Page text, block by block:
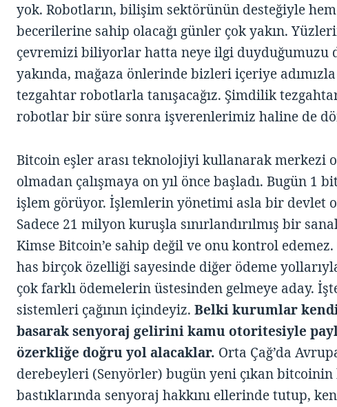
yok. Robotların, bilişim sektörünün desteğiyle
becerilerine sahip olacağı günler çok yakın.
çevremizi biliyorlar hatta neye ilgi duyduğumuzu
yakında, mağaza önlerinde bizleri içeriye
tezgahtar robotlarla tanışacağız. Şimdilik
robotlar bir süre sonra işverenlerimiz haline de
Bitcoin eşler arası teknolojiyi kullanarak merkezi
olmadan çalışmaya on yıl önce başladı. Bugün 1
işlem görüyor. İşlemlerin yönetimi asla bir devlet
Sadece 21 milyon kuruşla sınırlandırılmış bir
Kimse Bitcoin’e sahip değil ve onu kontrol
has birçok özelliği sayesinde diğer ödeme
çok farklı ödemelerin üstesinden gelmeye aday.
sistemleri çağının içindeyiz.Belki kurumlar
basarak senyoraj gelirini kamu otoritesiyle
özerkliğe doğru yol alacaklar. Orta Çağ’da
derebeyleri (Senyörler) bugün yeni çıkan
bastıklarında senyoraj hakkını ellerinde tutup,